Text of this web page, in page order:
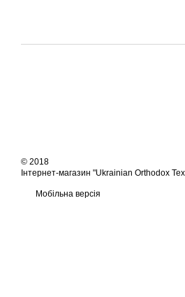
© 2018
Інтернет-магазин "Ukrainian Orthodox
Мобільна версія